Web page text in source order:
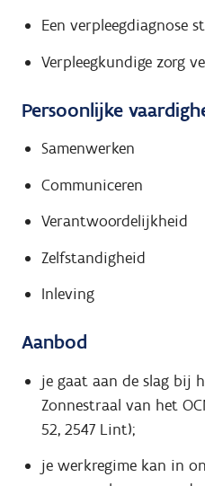
Een verpleegdiagnose
Verpleegkundige zorg
Persoonlijke
Samenwerken
Communiceren
Verantwoordelijkheid
Zelfstandigheid
Inleving
Aanbod
je gaat aan de slag bij
Zonnestraal van het
52, 2547 Lint);
je werkregime kan in